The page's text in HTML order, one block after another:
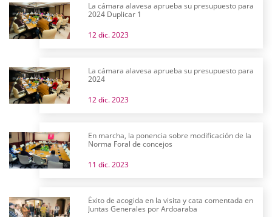
La cámara alavesa aprueba su presupuesto para
2024 Duplicar 1
12 dic. 2023
La cámara alavesa aprueba su presupuesto para
2024
12 dic. 2023
En marcha, la ponencia sobre modificación de la
Norma Foral de concejos
11 dic. 2023
Éxito de acogida en la visita y cata comentada en
Juntas Generales por Ardoaraba